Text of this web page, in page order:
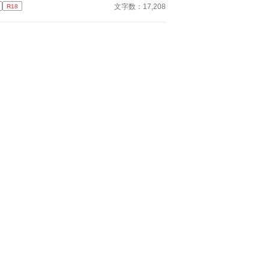
ろうとするのだが、完璧なαとして周りから期待
める幼馴染みαは「失敗できないから練習に付き
R18 文字数：17,208